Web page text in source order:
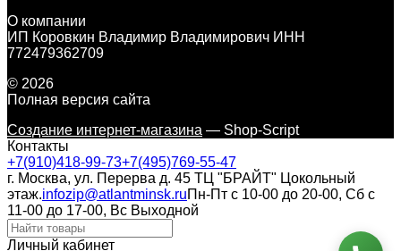
О компании
ИП Коровкин Владимир Владимирович ИНН
772479362709
© 2026
Полная версия сайта
Создание интернет-магазина — Shop-Script
Контакты
+7(910)418-99-73+7(495)769-55-47
г. Москва, ул. Перерва д. 45 ТЦ "БРАЙТ" Цокольный
этаж.infozip@atlantminsk.ruПн-Пт с 10-00 до 20-00, Сб с
11-00 до 17-00, Вс Выходной
Личный кабинет